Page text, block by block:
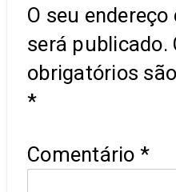
O seu
será publicado.
obrigatórios
*
Comentário *